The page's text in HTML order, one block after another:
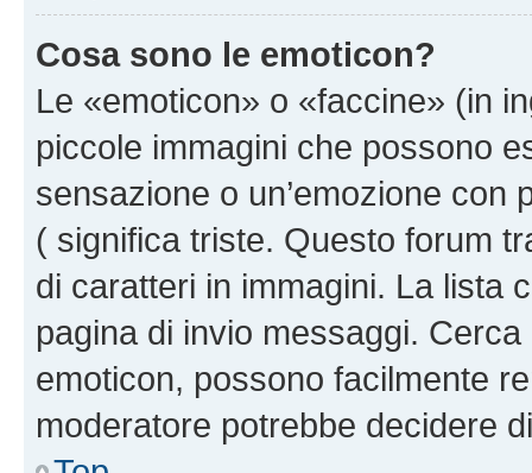
Cosa sono le emoticon?
Le «emoticon» o «faccine» (in
piccole immagini che possono
sensazione o un’emozione
( significa triste. Questo forum
di caratteri in immagini. La lista
pagina di invio messaggi.
emoticon, possono facilmente
moderatore potrebbe decidere